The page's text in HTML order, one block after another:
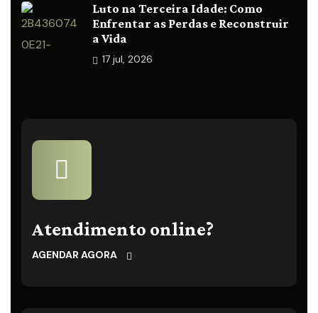
Luto na Terceira Idade: Como
Enfrentar as Perdas e Reconstruir
a Vida
17 jul, 2026
Atendimento online?
AGENDAR AGORA